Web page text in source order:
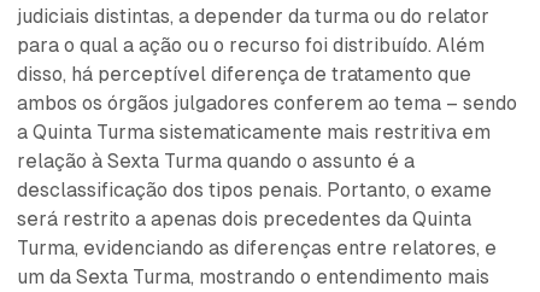
judiciais distintas, a depender da turma ou do relator
para o qual a ação ou o recurso foi distribuído. Além
disso, há perceptível diferença de tratamento que
ambos os órgãos julgadores conferem ao tema – sendo
a Quinta Turma sistematicamente mais restritiva em
relação à Sexta Turma quando o assunto é a
desclassificação dos tipos penais. Portanto, o exame
será restrito a apenas dois precedentes da Quinta
Turma, evidenciando as diferenças entre relatores, e
um da Sexta Turma, mostrando o entendimento mais